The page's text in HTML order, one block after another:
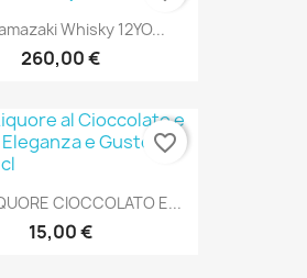
Whisky 12YO...
260,00 €
CIOCCOLATO E...
15,00 €
favorite_border